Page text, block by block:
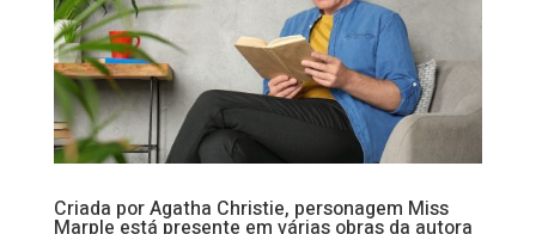
Criada por Agatha Christie, personagem Miss
Marple está presente em várias obras da autora